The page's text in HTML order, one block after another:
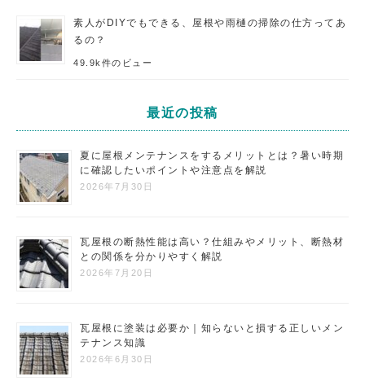
素人がDIYでもできる、屋根や雨樋の掃除の仕方ってあ
るの？
49.9k件のビュー
最近の投稿
夏に屋根メンテナンスをするメリットとは？暑い時期
に確認したいポイントや注意点を解説
2026年7月30日
瓦屋根の断熱性能は高い？仕組みやメリット、断熱材
との関係を分かりやすく解説
2026年7月20日
瓦屋根に塗装は必要か｜知らないと損する正しいメン
テナンス知識
2026年6月30日